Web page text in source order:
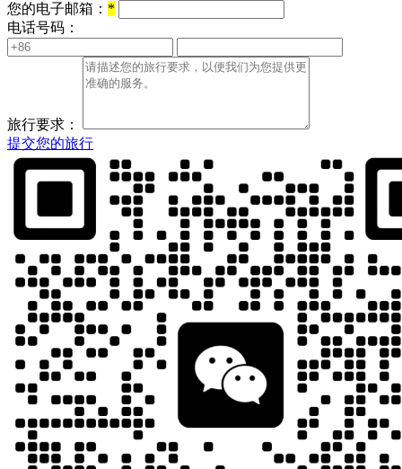
您的电子邮箱： *
电话号码：
旅行要求：
提交您的旅行